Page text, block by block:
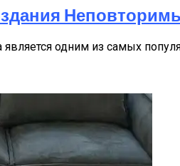
одним из самых